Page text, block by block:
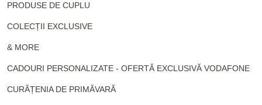
PRODUSE DE CUPLU
COLECȚII EXCLUSIVE
& MORE
CADOURI PERSONALIZATE - OFERTĂ EXCLUSIVĂ VODAFONE
CURĂȚENIA DE PRIMĂVARĂ